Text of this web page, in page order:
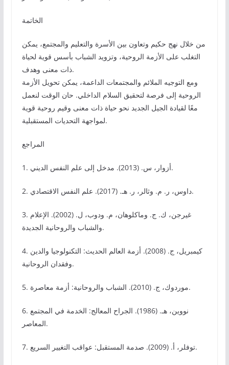
الخاتمة
من خلال نهج حكيم وتعاون بين الأسرة والتعليم والمجتمع، يمكن
التغلب على الأزمة الروحية، وتزويد الشباب بأسس قوية لحياة
ذات معنى وهدف.
ومع التوجيه الملائم والمجتمعات الداعمة، يمكن تحويل الأزمة
الروحية إلى فرصة لتحقيق السلام الداخلي. حان الوقت لنعمل
معًا لقيادة الجيل الجديد نحو حياة ذات معنى وقيم روحية قوية
لمواجهة التحديات المستقبلية.
المراجع
1. أزوار، س. (2013). مدخل إلى علم النفس الديني.
2. داوس، ر. م. وثالر، ر. هـ. (2017). علم النفس الاقتصادي.
3. غيرجن، ك. ج. وماكلوهان، م. ودوب، ل. (2002). الإعلام
والشباب والروحانية الجديدة.
4. كيمبريل، ج. (2008). أزمة العالم الحديث: التكنولوجيا والدين
وفقدان الروحانية.
5. موردوك، ج. (2010). الشباب والروحانية: أزمة معاصرة.
6. نووين، هـ. (1986). الجراح المعالج: الخدمة في المجتمع
المعاصر.
7. توفلر، أ. (2009). صدمة المستقبل: عواقب التغيير السريع.